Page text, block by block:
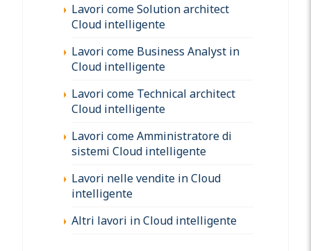
Lavori come Solution architect
Cloud intelligente
Lavori come Business Analyst in
Cloud intelligente
Lavori come Technical architect
Cloud intelligente
Lavori come Amministratore di
sistemi Cloud intelligente
Lavori nelle vendite in Cloud
intelligente
Altri lavori in Cloud intelligente